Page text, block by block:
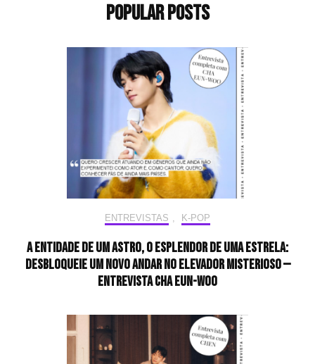
Popular Posts
ENTREVISTAS , K-POP
A entidade de um astro, o esplendor de uma estrela:
desbloqueie um novo andar no elevador misterioso —
Entrevista CHA EUN-WOO